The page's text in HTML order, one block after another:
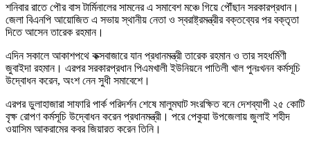
শনিবার রাতে পৌর বাস টার্মিনালের সামনের এ সমাবেশ মঞ্চে গিয়ে পৌঁছান সরকারপ্রধান।
জেলা বিএনপি আয়োজিত এ সভায় স্থানীয় নেতা ও স্বরাষ্ট্রমন্ত্রীর বক্তব্যের পর বক্তৃতা
দিতে আসেন তারেক রহমান।
এদিন সকালে আকাশপথে কক্সবাজারে যান প্রধানমন্ত্রী তারেক রহমান ও তার সহধর্মিণী
জুবাইদা রহমান। এরপর সরকারপ্রধান পিএমখালী ইউনিয়নে পাতিলী খাল পুনঃখনন কর্মসূচি
উদ্বোধন করেন, অংশ নেন সুধী সমাবেশে।
এরপর ডুলাহাজারা সাফারি পার্ক পরিদর্শন শেষে মালুমঘাট সংরক্ষিত বনে দেশব্যাপী ২৫ কোটি
বৃক্ষ রোপণ কর্মসূচি উদ্বোধন করেন প্রধানমন্ত্রী। পরে পেকুয়া উপজেলায় জুলাই শহীদ
ওয়াসিম আকরামের কবর জিয়ারত করেন তিনি।